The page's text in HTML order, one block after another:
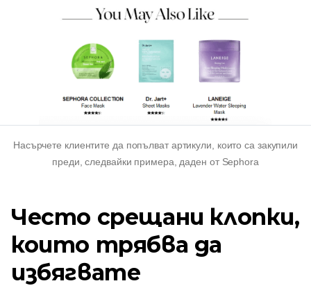
Насърчете клиентите да попълват артикули, които са закупили
преди, следвайки примера, даден от Sephora
Често срещани клопки,
които трябва да
избягвате